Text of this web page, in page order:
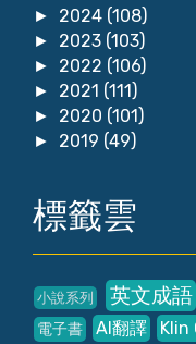
► 2024 (108)
► 2023 (103)
► 2022 (106)
► 2021 (111)
► 2020 (101)
► 2019 (49)
標籤雲
小說系列 英文成語
電子書 AI翻譯 Klin